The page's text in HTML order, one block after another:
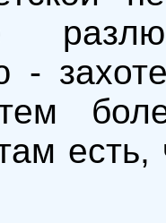
-
есть,